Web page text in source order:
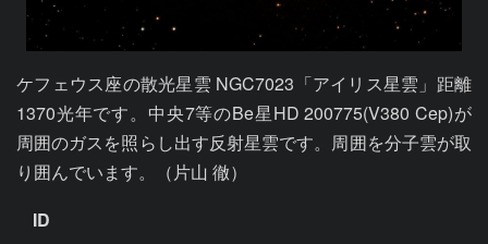
ケフェウス座の散光星雲 NGC7023「アイリス星雲」距離
1370光年です。中央7等のBe星HD 200775(V380 Cep)が
周囲のガスを照らし出す反射星雲です。周囲を分子雲が取
り囲んでいます。（片山 徹）
ID